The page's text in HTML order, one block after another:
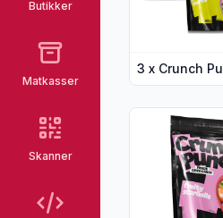
Butikker
Matkasser
Skanner
Vis flere